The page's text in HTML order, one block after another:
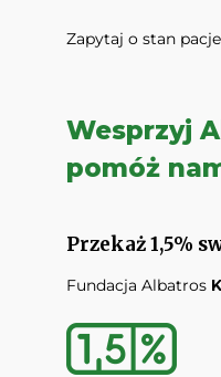
Zapytaj o stan
Wesprzyj
pomóż
Przekaż 1,5%
Fundacja Albatros